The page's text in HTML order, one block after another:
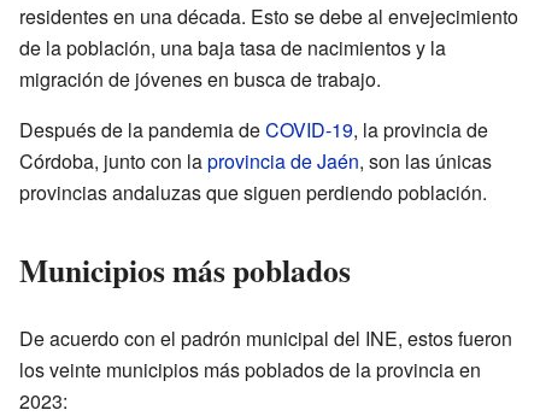
residentes en una década. Esto se debe al envejecimiento
de la población, una baja tasa de nacimientos y la
migración de jóvenes en busca de trabajo.
Después de la pandemia deCOVID-19, la provincia de
Córdoba, junto con laprovincia de Jaén, son las únicas
provincias andaluzas que siguen perdiendo población.
Municipios más poblados
De acuerdo con el padrón municipal del INE, estos fueron
los veinte municipios más poblados de la provincia en
2023: